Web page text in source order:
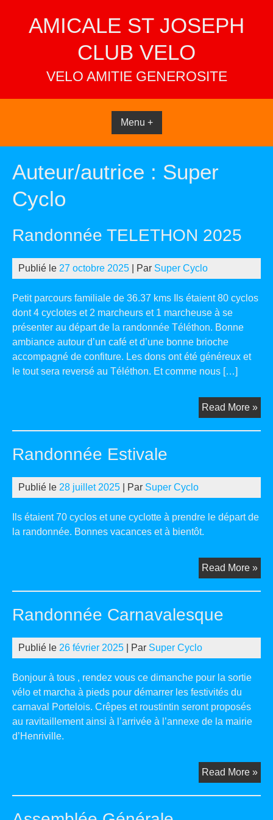
contentAMICALE ST JOSEPH
CLUB VELO
VELO AMITIE GENEROSITE
Menu +
Auteur/autrice : Super
Cyclo
Randonnée TELETHON 2025
Publié le 27 octobre 2025 | Par Super Cyclo
Petit parcours familiale de 36.37 kms Ils étaient 80 cyclos
dont 4 cyclotes et 2 marcheurs et 1 marcheuse à se
présenter au départ de la randonnée Téléthon. Bonne
ambiance autour d’un café et d’une bonne brioche
accompagné de confiture. Les dons ont été généreux et
le tout sera reversé au Téléthon. Et comme nous […]
Read More »
Randonnée Estivale
Publié le 28 juillet 2025 | Par Super Cyclo
Ils étaient 70 cyclos et une cyclotte à prendre le départ de
la randonnée. Bonnes vacances et à bientôt.
Read More »
Randonnée Carnavalesque
Publié le 26 février 2025 | Par Super Cyclo
Bonjour à tous , rendez vous ce dimanche pour la sortie
vélo et marcha à pieds pour démarrer les festivités du
carnaval Portelois. Crêpes et roustintin seront proposés
au ravitaillement ainsi à l’arrivée à l’annexe de la mairie
d’Henriville.
Read More »